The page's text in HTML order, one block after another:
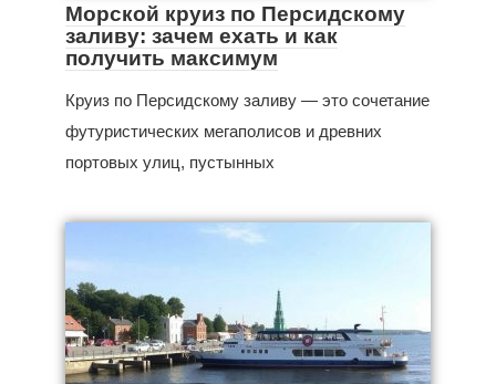
Морской круиз по Персидскому
заливу: зачем ехать и как
получить максимум
Круиз по Персидскому заливу — это сочетание
футуристических мегаполисов и древних
портовых улиц, пустынных